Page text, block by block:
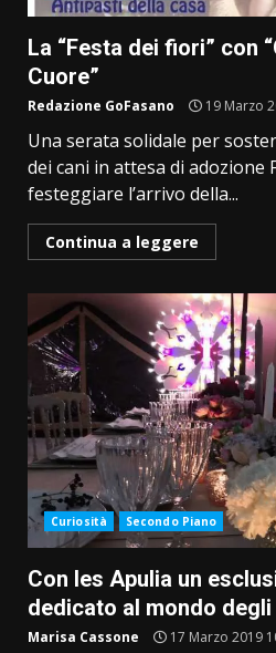
La “Festa dei fiori” con
Cuore”
Redazione GoFasano 19 Marzo
Una serata solidale per
dei cani in attesa di adozione
festeggiare l’arrivo della...
Continua a leggere
Curiosità Secondo Piano
Con Ies Apulia un
dedicato al mondo
Marisa Cassone 17 Marzo 2019